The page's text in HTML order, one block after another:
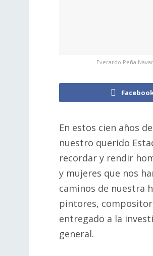
Everardo Peña
En estos cien años
nuestro querido
recordar y rendir
y mujeres que nos
caminos de nuestra
pintores,
entregado a la
general.